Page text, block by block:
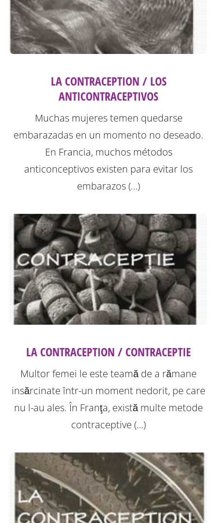
LA CONTRACEPTION / LOS
ANTICONTRACEPTIVOS
Muchas mujeres temen quedarse
embarazadas en un momento no deseado.
En Francia, muchos métodos
anticonceptivos existen para evitar los
embarazos (…)
LA CONTRACEPTION / CONTRACEPTIE
Multor femei le este teamă de a rămane
insărcinate într-un moment nedorit, pe care
nu l-au ales. În Franţa, există multe metode
contraceptive (…)